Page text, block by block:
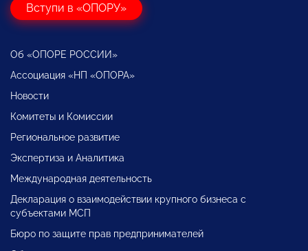
Вступи в «ОПОРУ»
Об «ОПОРЕ РОССИИ»
Ассоциация «НП «ОПОРА»
Новости
Комитеты и Комиссии
Региональное развитие
Экспертиза и Аналитика
Международная деятельность
Декларация о взаимодействии крупного бизнеса с
субъектами МСП
Бюро по защите прав предпринимателей